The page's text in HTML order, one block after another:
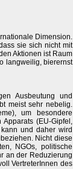
Dimension.
sie sich nicht mit
Aktionen ist Raum
langweilig, bierernst
Ausbeutung und
meist sehr nebelig.
um besondere
(EU-Gipfel,
und daher wird
Nicht diese
NGOs, politische
an der Reduzierung
VertreterInnen des